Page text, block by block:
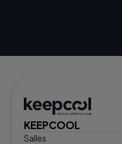
KEEPCOOL
Salles